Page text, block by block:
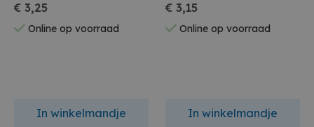
€ 3,25
Online op voorraad
In winkelmandje
€ 3,15
Online op voorraad
In winkelmandje